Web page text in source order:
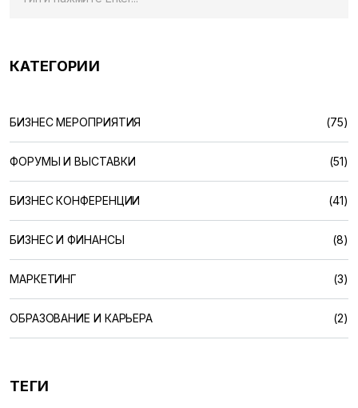
КАТЕГОРИИ
БИЗНЕС МЕРОПРИЯТИЯ (75)
ФОРУМЫ И ВЫСТАВКИ (51)
БИЗНЕС КОНФЕРЕНЦИИ (41)
БИЗНЕС И ФИНАНСЫ (8)
МАРКЕТИНГ (3)
ОБРАЗОВАНИЕ И КАРЬЕРА (2)
ТЕГИ